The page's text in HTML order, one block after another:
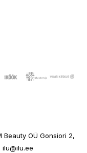
OÜ Gonsiori 2,
ilu@ilu.ee